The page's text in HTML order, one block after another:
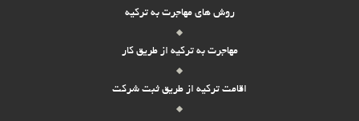
روش های مهاجرت به ترکیه
مهاجرت به ترکیه از طریق کار
اقامت ترکیه از طریق ثبت شرکت